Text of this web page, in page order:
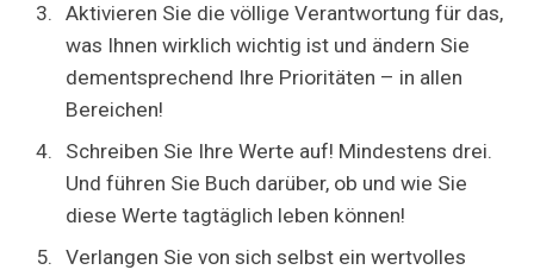
Aktivieren Sie die völlige Verantwortung für das,
was Ihnen wirklich wichtig ist und ändern Sie
dementsprechend Ihre Prioritäten – in allen
Bereichen!
Schreiben Sie Ihre Werte auf! Mindestens drei.
Und führen Sie Buch darüber, ob und wie Sie
diese Werte tagtäglich leben können!
Verlangen Sie von sich selbst ein wertvolles